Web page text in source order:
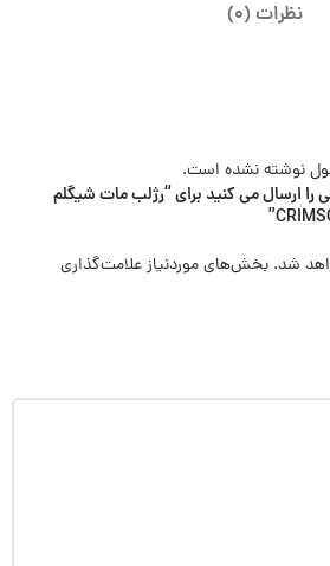
نظرات (0)
نوشته نشده است.
را ارسال می کنید برای “رژلب مات شیگلم
شد. بخش‌های موردنیاز علامت‌گذاری